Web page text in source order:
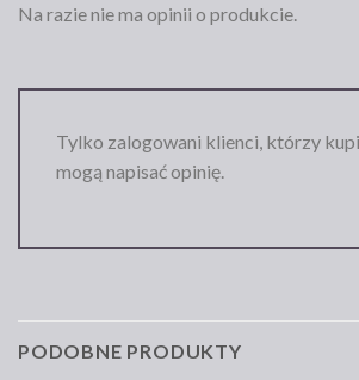
Na razie nie ma opinii o produkcie.
Tylko zalogowani klienci, którzy
mogą napisać opinię.
PODOBNE PRODUKTY